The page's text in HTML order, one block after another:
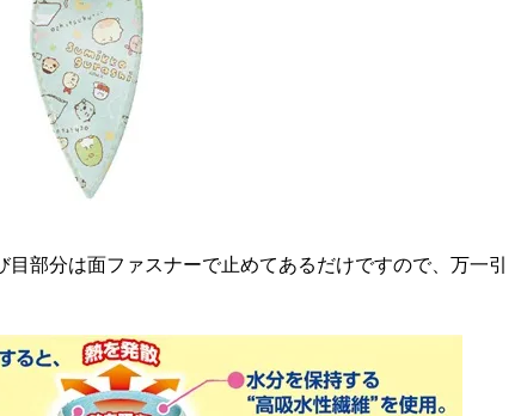
部分は面ファスナーで止めてあるだけですので、万一引